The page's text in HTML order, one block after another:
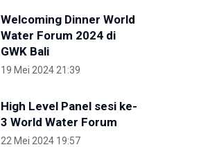
Welcoming Dinner World
Water Forum 2024 di
GWK Bali
19 Mei 2024 21:39
High Level Panel sesi ke-
3 World Water Forum
22 Mei 2024 19:57